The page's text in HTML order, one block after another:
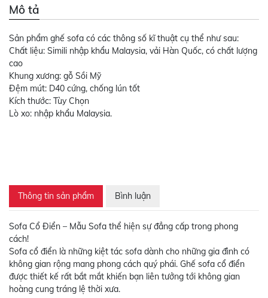
Mô tả
Sản phẩm ghế sofa có các thông số kĩ thuật cụ thể như sau:
Chất liệu: Simili nhập khẩu Malaysia, vải Hàn Quốc, có chất lượng
cao
Khung xương: gỗ Sồi Mỹ
Đệm mút: D40 cứng, chống lún tốt
Kích thước: Tùy Chọn
Lò xo: nhập khẩu Malaysia.
Thông tin sản phẩm Bình luận
Sofa Cổ Điển – Mẫu Sofa thể hiện sự đẳng cấp trong phong
cách!
Sofa cổ điển là những kiệt tác sofa dành cho những gia đình có
không gian rộng mang phong cách quý phái. Ghế sofa cổ điển
được thiết kế rất bắt mắt khiến bạn liên tưởng tới không gian
hoàng cung tráng lệ thời xưa.